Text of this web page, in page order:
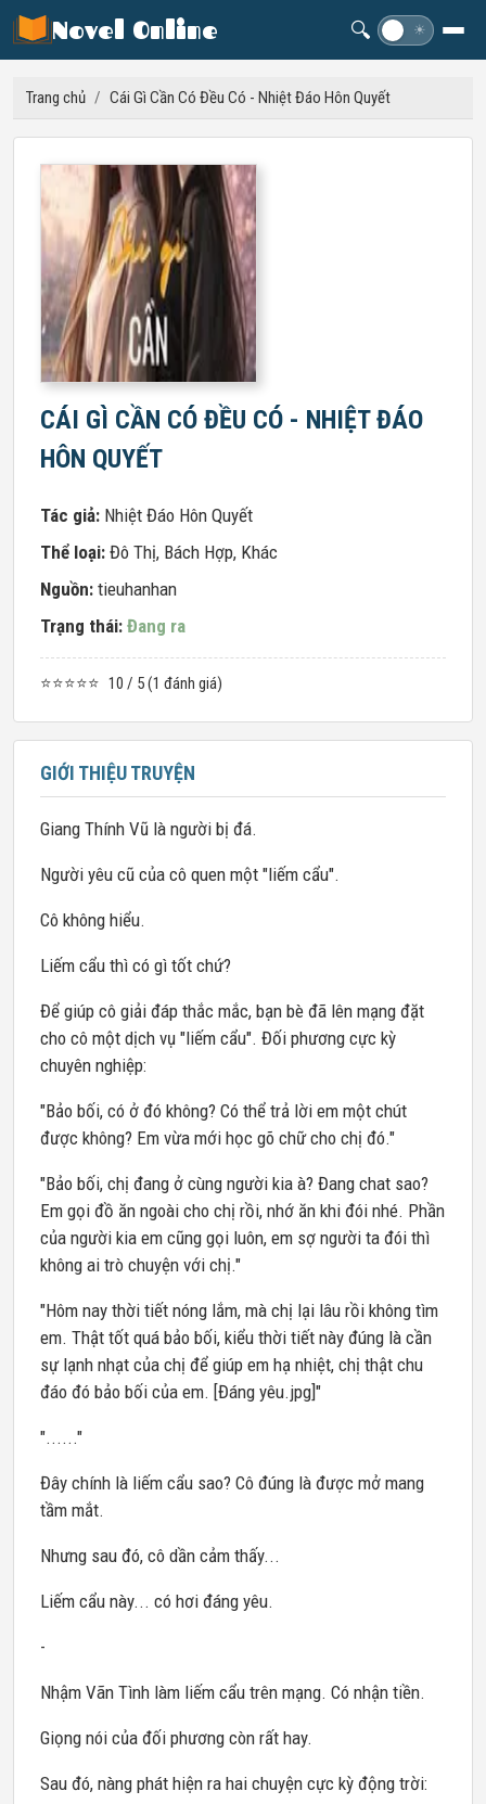
Novel Online 🔍 ☀
Trang chủ / Cái Gì Cần Có Đều Có - Nhiệt Đáo Hôn Quyết
CÁI GÌ CẦN CÓ ĐỀU CÓ - NHIỆT ĐÁO
HÔN QUYẾT
Tác giả: Nhiệt Đáo Hôn Quyết
Thể loại: Đô Thị, Bách Hợp, Khác
Nguồn: tieuhanhan
Trạng thái: Đang ra
⭐⭐⭐⭐⭐ 10 / 5 (1 đánh giá)
GIỚI THIỆU TRUYỆN
Giang Thính Vũ là người bị đá.
Người yêu cũ của cô quen một "liếm cẩu".
Cô không hiểu.
Liếm cẩu thì có gì tốt chứ?
Để giúp cô giải đáp thắc mắc, bạn bè đã lên mạng đặt
cho cô một dịch vụ "liếm cẩu". Đối phương cực kỳ
chuyên nghiệp:
"Bảo bối, có ở đó không? Có thể trả lời em một chút
được không? Em vừa mới học gõ chữ cho chị đó."
"Bảo bối, chị đang ở cùng người kia à? Đang chat sao?
Em gọi đồ ăn ngoài cho chị rồi, nhớ ăn khi đói nhé. Phần
của người kia em cũng gọi luôn, em sợ người ta đói thì
không ai trò chuyện với chị."
"Hôm nay thời tiết nóng lắm, mà chị lại lâu rồi không tìm
em. Thật tốt quá bảo bối, kiểu thời tiết này đúng là cần
sự lạnh nhạt của chị để giúp em hạ nhiệt, chị thật chu
đáo đó bảo bối của em. [Đáng yêu.jpg]"
"......"
Đây chính là liếm cẩu sao? Cô đúng là được mở mang
tầm mắt.
Nhưng sau đó, cô dần cảm thấy...
Liếm cẩu này... có hơi đáng yêu.
-
Nhậm Vãn Tình làm liếm cẩu trên mạng. Có nhận tiền.
Giọng nói của đối phương còn rất hay.
Sau đó, nàng phát hiện ra hai chuyện cực kỳ động trời: